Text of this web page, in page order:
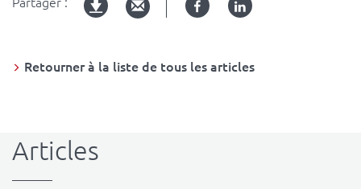
FacebookLinked
Retourner à la liste de tous les articles
Articles